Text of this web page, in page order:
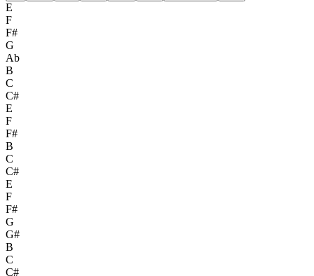
E
F
F#
G
Ab
B
C
C#
E
F
F#
B
C
C#
E
F
F#
G
G#
B
C
C#